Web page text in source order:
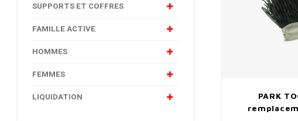
SUPPORTS ET COFFRES
FAMILLE ACTIVE
HOMMES
FEMMES
LIQUIDATION
PARK